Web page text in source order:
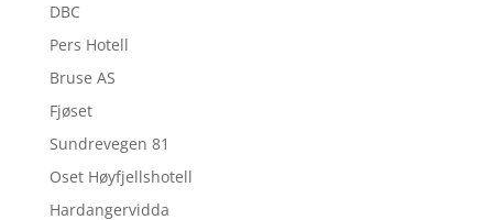
DBC
Pers Hotell
Bruse AS
Fjøset
Sundrevegen 81
Oset Høyfjellshotell
Hardangervidda